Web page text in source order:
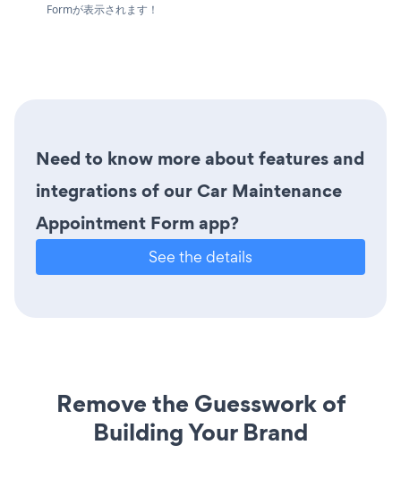
Formが表示されます！
Need to know more about features and
integrations of our Car Maintenance
Appointment Form app?
See the details
Remove the Guesswork of
Building Your Brand